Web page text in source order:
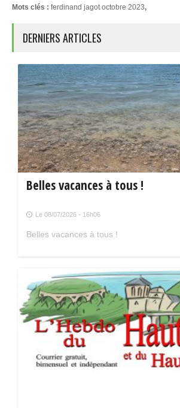
Mots clés : ferdinand jagot octobre 2023,
DERNIERS ARTICLES
Belles vacances à tous !
Le 08/07/2026 - 16h06
Belles vacances à tous !